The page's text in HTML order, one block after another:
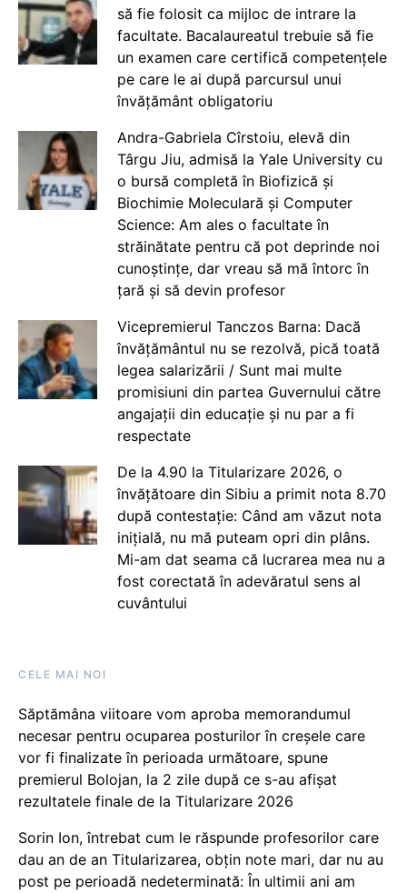
să fie folosit ca mijloc de intrare la
facultate. Bacalaureatul trebuie să fie
un examen care certifică competențele
pe care le ai după parcursul unui
învățământ obligatoriu
Andra-Gabriela Cîrstoiu, elevă din
Târgu Jiu, admisă la Yale University cu
o bursă completă în Biofizică și
Biochimie Moleculară și Computer
Science: Am ales o facultate în
străinătate pentru că pot deprinde noi
cunoștințe, dar vreau să mă întorc în
țară și să devin profesor
Vicepremierul Tanczos Barna: Dacă
învățământul nu se rezolvă, pică toată
legea salarizării / Sunt mai multe
promisiuni din partea Guvernului către
angajații din educație și nu par a fi
respectate
De la 4.90 la Titularizare 2026, o
învățătoare din Sibiu a primit nota 8.70
după contestație: Când am văzut nota
inițială, nu mă puteam opri din plâns.
Mi-am dat seama că lucrarea mea nu a
fost corectată în adevăratul sens al
cuvântului
CELE MAI NOI
Săptămâna viitoare vom aproba memorandumul
necesar pentru ocuparea posturilor în creșele care
vor fi finalizate în perioada următoare, spune
premierul Bolojan, la 2 zile după ce s-au afișat
rezultatele finale de la Titularizare 2026
Sorin Ion, întrebat cum le răspunde profesorilor care
dau an de an Titularizarea, obțin note mari, dar nu au
post pe perioadă nedeterminată: În ultimii ani am